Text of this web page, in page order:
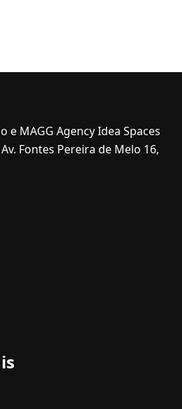
e MAGG Agency Idea Spaces
Fontes Pereira de Melo 16,